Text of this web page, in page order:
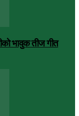
भावुक तीज गीत